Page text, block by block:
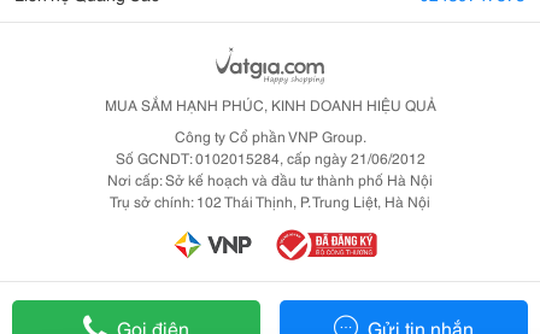
Gọi điện Gửi tin nhắn
MUA SẮM HẠNH PHÚC, KINH DOANH HIỆU QUẢ
Công ty Cổ phần VNP Group.
Số GCNDT: 0102015284, cấp ngày 21/06/2012
Nơi cấp: Sở kế hoạch và đầu tư thành phố Hà Nội
Trụ sở chính: 102 Thái Thịnh, P. Trung Liệt, Hà Nội